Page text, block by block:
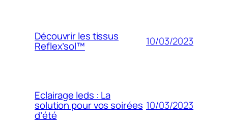
Découvrir les tissus
Reflex’sol™ 10/03/2023
Eclairage leds : La
solution pour vos soirées
d’été
10/03/2023